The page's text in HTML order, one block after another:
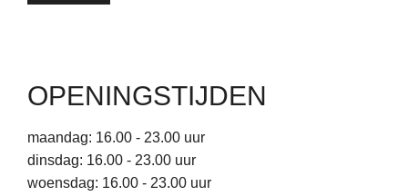
OPENINGSTIJDEN
maandag: 16.00 - 23.00 uur
dinsdag: 16.00 - 23.00 uur
woensdag: 16.00 - 23.00 uur